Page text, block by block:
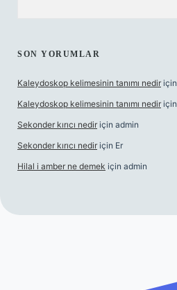
SON YORUMLAR
Kaleydoskop kelimesinin tanımı nedir için
Kaleydoskop kelimesinin tanımı nedir için
Sekonder kırıcı nedir için admin
Sekonder kırıcı nedir için Er
Hilal i amber ne demek için admin